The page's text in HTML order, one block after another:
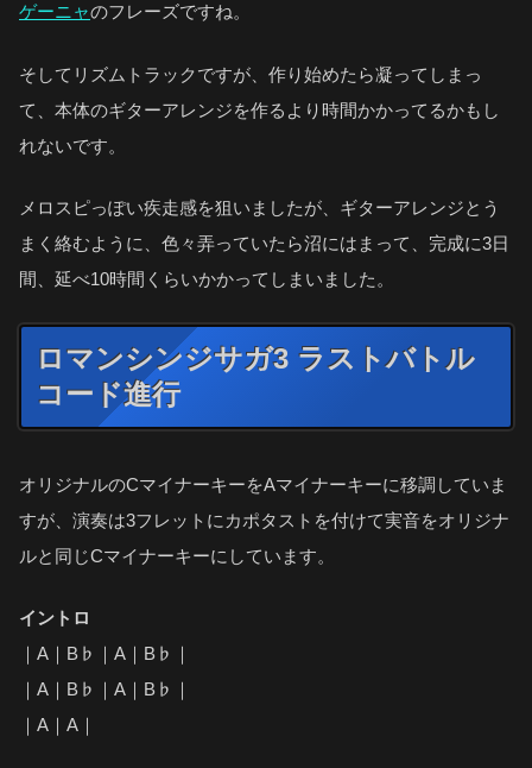
ゲーニャのフレーズですね。
そしてリズムトラックですが、作り始めたら凝ってしまっ
て、本体のギターアレンジを作るより時間かかってるかもし
れないです。
メロスピっぽい疾走感を狙いましたが、ギターアレンジとう
まく絡むように、色々弄っていたら沼にはまって、完成に3日
間、延べ10時間くらいかかってしまいました。
ロマンシンジサガ3 ラストバトル
コード進行
オリジナルのCマイナーキーをAマイナーキーに移調していま
すが、演奏は3フレットにカポタストを付けて実音をオリジナ
ルと同じCマイナーキーにしています。
イントロ
｜A｜B♭｜A｜B♭｜
｜A｜B♭｜A｜B♭｜
｜A｜A｜